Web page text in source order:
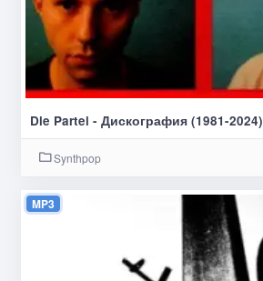
Die Partei - Дискография (1981-2024)
Synthpop
MP3